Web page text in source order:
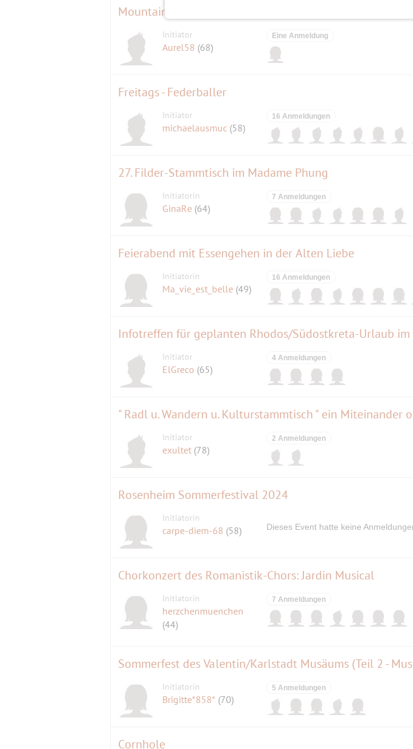
Mountain Music Band
Initiator
Aurel58 (68)
Eine Anmeldung
Freitags - Federballer
Initiator
michaelausmuc (58)
16 Anmeldungen
27. Filder-Stammtisch im Madame Phung
Initiatorin
GinaRe (64)
7 Anmeldungen
Feierabend mit Essengehen in der Alten Liebe
Initiatorin
Ma_vie_est_belle (49)
16 Anmeldungen
Infotreffen für geplanten Rhodos/Südostkreta-Urlaub im
Initiator
ElGreco (65)
4 Anmeldungen
" Radl u. Wandern u. Kulturstammtisch " ein Miteinander
Initiator
exultet (78)
2 Anmeldungen
Rosenheim Sommerfestival 2024
Initiatorin
carpe-diem-68 (58) Dieses Event hatte keine
Chorkonzert des Romanistik-Chors: Jardin Musical
Initiatorin
herzchenmuenchen
(44)
7 Anmeldungen
Sommerfest des Valentin/Karlstadt Musäums (Teil 2 -
Initiatorin
Brigitte*858* (70)
5 Anmeldungen
Cornhole